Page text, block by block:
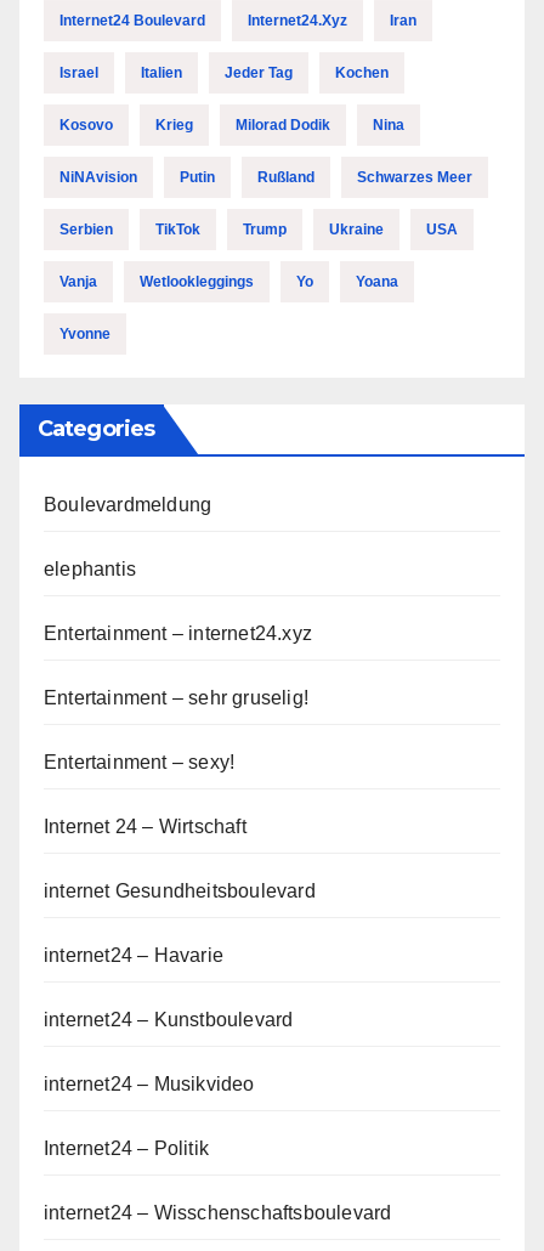
Internet24 Boulevard Internet24.xyz Iran
Israel Italien Jeder Tag Kochen
Kosovo Krieg Milorad Dodik Nina
NiNAvision Putin Rußland Schwarzes Meer
Serbien TikTok Trump Ukraine USA
Vanja Wetlookleggings Yo Yoana
Yvonne
Categories
Boulevardmeldung
elephantis
Entertainment – internet24.xyz
Entertainment – sehr gruselig!
Entertainment – sexy!
Internet 24 – Wirtschaft
internet Gesundheitsboulevard
internet24 – Havarie
internet24 – Kunstboulevard
internet24 – Musikvideo
Internet24 – Politik
internet24 – Wisschenschaftsboulevard